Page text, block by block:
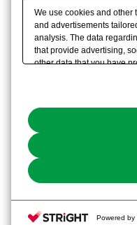
We use cookies and other
and advertisements
analysis. The data
that provide advertising,
other data that you have
the use of all Cookies
Powered by